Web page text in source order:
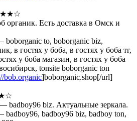
органик. Есть доставка в Омск и
to, boborganic biz,
в гостях у боба, в гостях у боба тг,
у боба магазин, в гостях у боба
tonsite boborganic ton
bob.organic]boborganic.shop[/url]
badboy96 biz. Актуальные зеркала.
badboy96 biz, badboy ton,